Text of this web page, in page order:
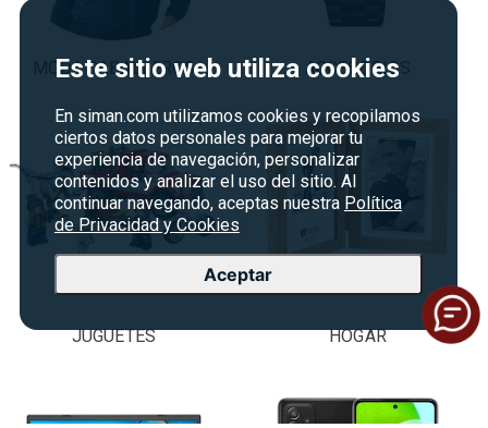
Este sitio web utiliza cookies
En siman.com utilizamos cookies y recopilamos
ciertos datos personales para mejorar tu
experiencia de navegación, personalizar
contenidos y analizar el uso del sitio. Al
continuar navegando, aceptas nuestra Política
de Privacidad y Cookies
Aceptar
MODA CABALLEROS ACCESORIOS
JUGUETES HOGAR